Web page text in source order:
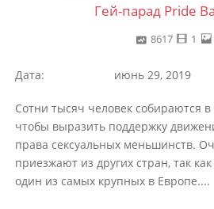
Гей-парад Pride
8617 1
Дата: июнь 29, 2019
Сотни тысяч человек собираются
чтобы выразить поддержку
права сексуальных меньшинств.
приезжают из других стран, так
один из самых крупных в Европе....